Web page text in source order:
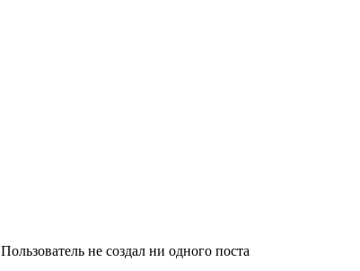
Пользователь не создал ни одного поста